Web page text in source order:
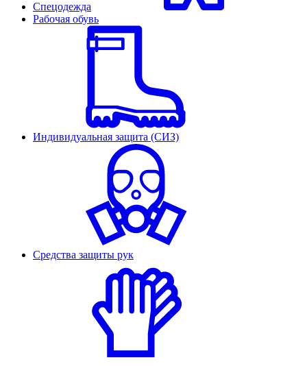
Спецодежда
Рабочая обувь
Индивидуальная защита (СИЗ)
Средства защиты рук